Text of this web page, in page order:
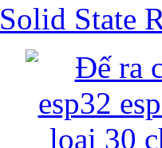
Solid State